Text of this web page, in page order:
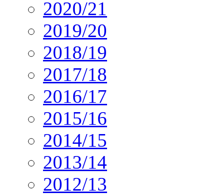
2020/21
2019/20
2018/19
2017/18
2016/17
2015/16
2014/15
2013/14
2012/13